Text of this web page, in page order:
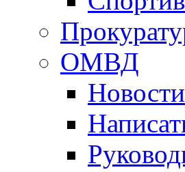
ОМВД
Новости